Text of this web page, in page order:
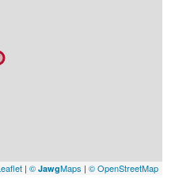
| © JawgMaps | © OpenStreetMap